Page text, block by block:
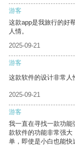
游客
这款app是我旅行的好
人情。
2025-09-21
游客
这款软件的设计非常人
2025-09-21
游客
我一直在寻找一款功
款软件的功能非常强
单，即使是小白也能快